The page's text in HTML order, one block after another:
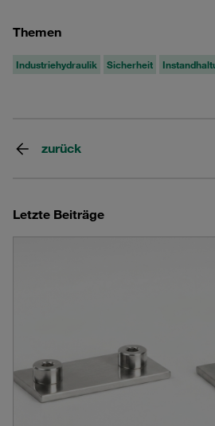
Themen
Industriehydraulik Sicherheit
zurück
Letzte Beiträge